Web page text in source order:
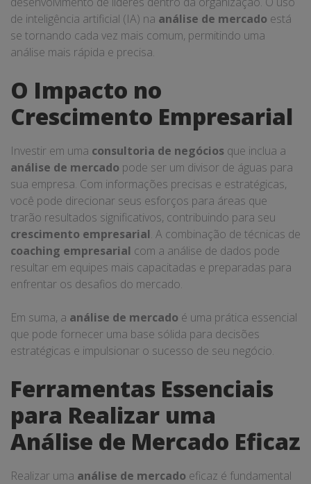
de inteligência artificial (IA) na análise de mercado está
se tornando cada vez mais comum, permitindo uma
análise mais rápida e precisa.
O Impacto no
Crescimento Empresarial
Investir em uma consultoria de negócios que inclua a
análise de mercado pode ser um divisor de águas para
sua empresa. Com informações precisas e estratégicas,
você pode direcionar seus esforços para áreas que
trarão resultados significativos, contribuindo para seu
crescimento empresarial. A combinação de técnicas de
coaching empresarial com a análise de dados pode
resultar em equipes mais capacitadas e preparadas para
enfrentar os desafios do mercado.
Em suma, a análise de mercado é uma prática essencial
que pode fornecer uma base sólida para decisões
estratégicas e impulsionar o sucesso de seu negócio.
Ferramentas Essenciais
para Realizar uma
Análise de Mercado Eficaz
Realizar uma análise de mercado eficaz é fundamental